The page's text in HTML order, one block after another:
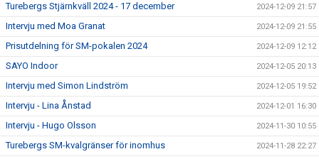
Turebergs Stjärnkväll 2024 - 17 december 2024-12-09 21:57
Intervju med Moa Granat 2024-12-09 21:55
Prisutdelning för SM-pokalen 2024 2024-12-09 12:12
SAYO Indoor 2024-12-05 20:13
Intervju med Simon Lindström 2024-12-05 19:52
Intervju - Lina Ånstad 2024-12-01 16:30
Intervju - Hugo Olsson 2024-11-30 10:55
Turebergs SM-kvalgränser för inomhus 2024-11-28 22:27